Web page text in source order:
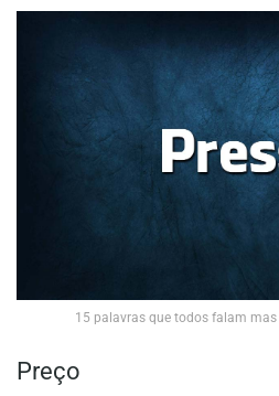
15 palavras que todos falam
Preço